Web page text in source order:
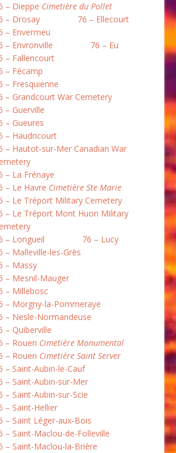
– Dieppe Cimetière du Pollet
– Drosay
76 – Ellecourt
– Envermeu
– Envronville
76 – Eu
– Fallencourt
– Fécamp
– Fresquienne
– Grandcourt War Cemetery
– Guerville
– Gueures
– Haudricourt
– Hautot-sur-Mer Canadian War
– La Frénaye
– Le Havre Cimetière Ste Marie
– Le Tréport Military Cemetery
– Le Tréport Mont Huon Military
– Longueil
76 – Lucy
– Malleville-les-Grès
– Massy
– Mesnil-Mauger
– Millebosc
– Morgny-la-Pommeraye
– Nesle-Normandeuse
– Quiberville
– Rouen Cimetière Monumental
– Rouen Cimetière Saint Server
– Saint-Aubin-le-Cauf
– Saint-Aubin-sur-Mer
– Saint-Aubin-sur-Scie
– Saint-Hellier
– Saint Léger-aux-Bois
– Saint-Maclou-de-Folleville
– Saint-Maclou-la-Brière